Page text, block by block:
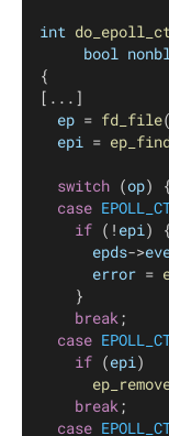
int
bool
{
[...]
ep = fd_file(
epi =
switch (op) {
case
if (! epi) {
epds->
error =
		}
break;
case
if (epi)
break;
case